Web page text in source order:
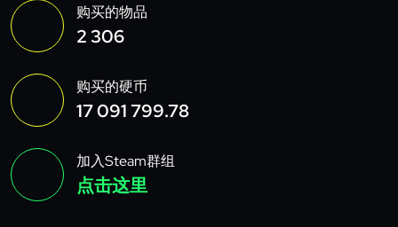
购买的物品
2 306
购买的硬币
17 091 799.78
加入Steam群组
点击这里